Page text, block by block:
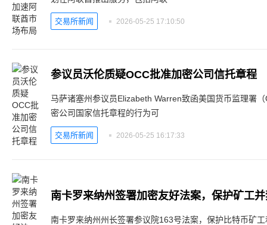
交易所新闻 2026-05-25 17:10:50
参议员沃伦质疑OCC批准加密公司信托章程
马萨诸塞州参议员Elizabeth Warren致函美国货币监理署
密公司国家信托章程的行为可
交易所新闻 2026-05-25 16:17:33
南卡罗来纳州签署加密友好法案，保护矿工
南卡罗来纳州州长签署参议院163号法案，保护比特币矿